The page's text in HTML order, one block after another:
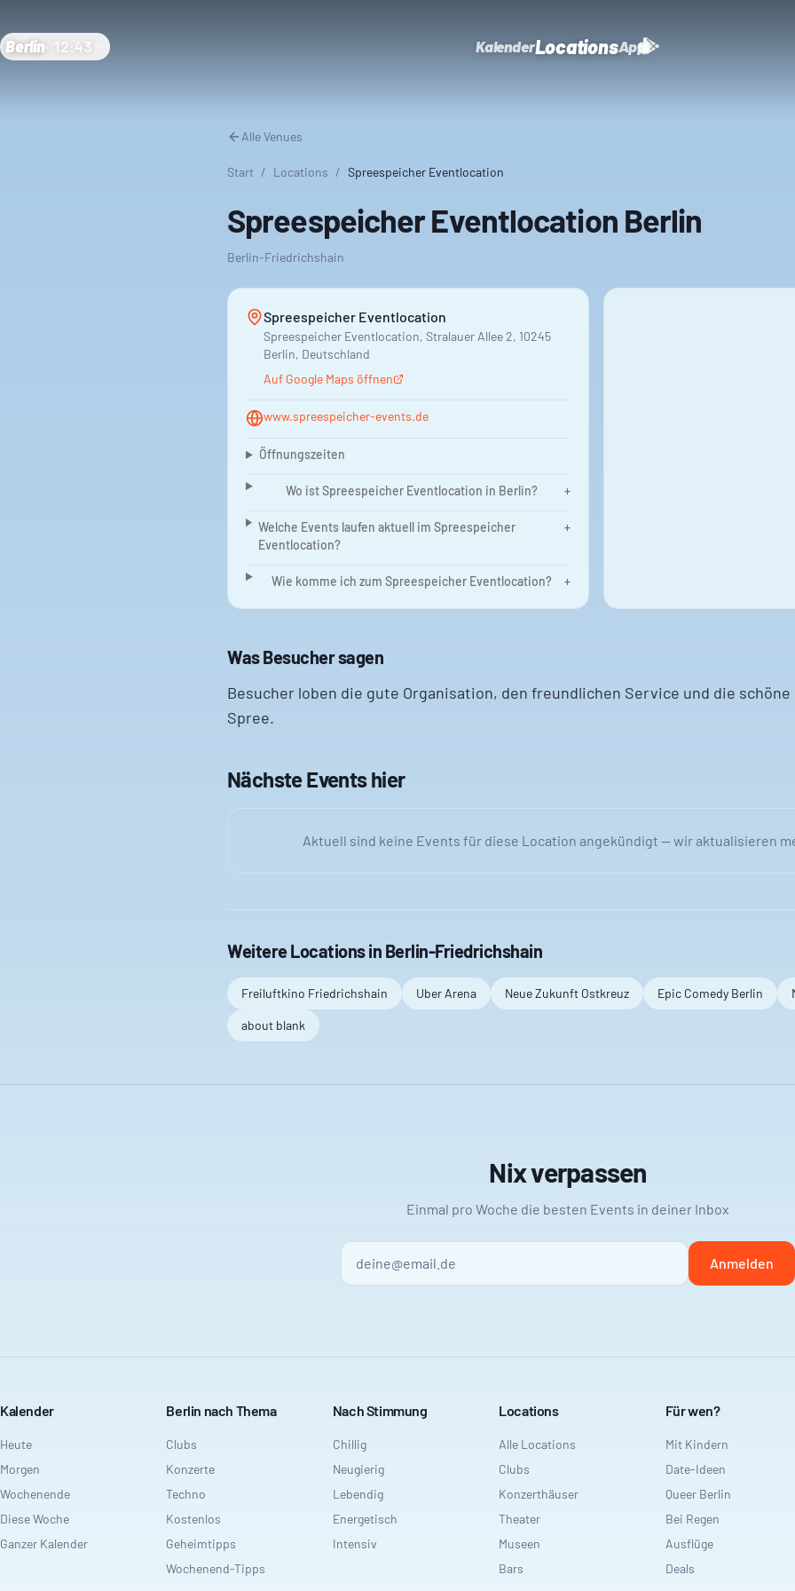
Berlin· 12:43 KalenderLocationsApp
Alle Venues
Start / Locations / Spreespeicher Eventlocation
Spreespeicher Eventlocation Berlin
Berlin-Friedrichshain
Spreespeicher Eventlocation
Spreespeicher Eventlocation, Stralauer Allee 2, 10245
Berlin, Deutschland
Auf Google Maps öffnen
www.spreespeicher-events.de
Öffnungszeiten
Wo ist Spreespeicher Eventlocation in Berlin? +
Welche Events laufen aktuell im Spreespeicher
Eventlocation?
+
Wie komme ich zum Spreespeicher Eventlocation? +
Was Besucher sagen
Besucher loben die gute Organisation, den freundlichen Service und die schöne
Spree.
Nächste Events hier
Aktuell sind keine Events für diese Location angekündigt — wir aktualisieren
Weitere Locations in Berlin-Friedrichshain
Freiluftkino Friedrichshain Uber Arena Neue Zukunft Ostkreuz Epic Comedy Berlin
about blank
Nix verpassen
Einmal pro Woche die besten Events in deiner Inbox
Anmelden
Kalender
Heute
Morgen
Wochenende
Diese Woche
Ganzer Kalender
Berlin nach Thema
Clubs
Konzerte
Techno
Kostenlos
Geheimtipps
Wochenend-Tipps
Nach Stimmung
Chillig
Neugierig
Lebendig
Energetisch
Intensiv
Locations
Alle Locations
Clubs
Konzerthäuser
Theater
Museen
Bars
Für wen?
Mit Kindern
Date-Ideen
Queer Berlin
Bei Regen
Ausflüge
Deals